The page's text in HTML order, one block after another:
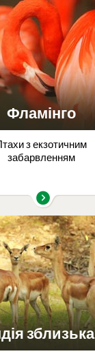
Фламінго
з екзотичним
забарвленням
зблизька